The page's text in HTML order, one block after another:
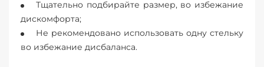
Тщательно подбирайте размер, во избежание
дискомфорта;
Не рекомендовано использовать одну стельку
во избежание дисбаланса.